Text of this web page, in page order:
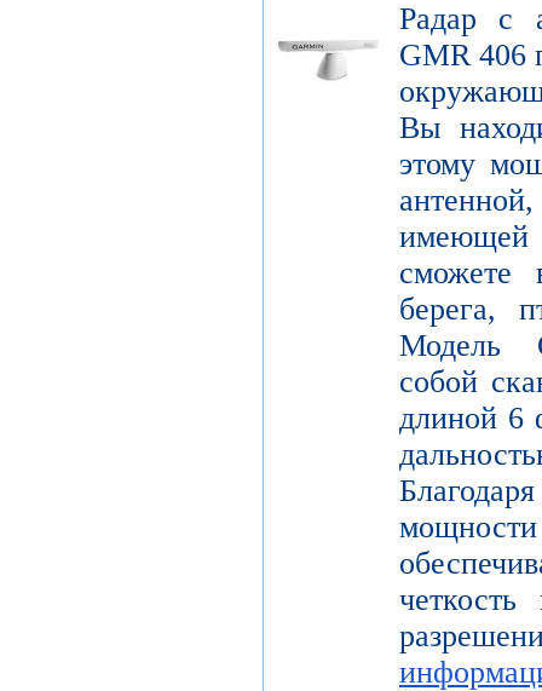
Радар с
GMR 406
Вы
этому
сможете
берега,
Модель
собой
длиной 6